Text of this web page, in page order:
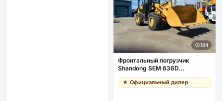
184
Фронтальный погрузчик
Shandong SEM 636D
джойстик, кондиционер
★ Официальный дилер